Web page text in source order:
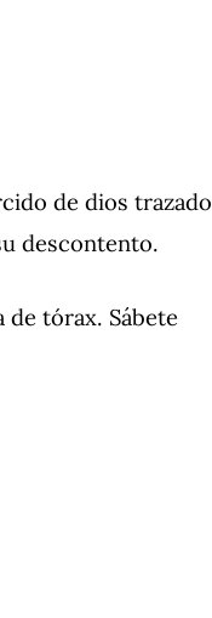
de dios trazado
descontento.
tórax. Sábete